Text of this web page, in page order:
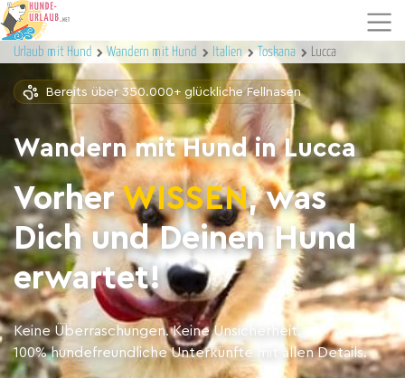
Urlaub mit Hund Wandern mit Hund Italien Toskana Lucca
Bereits über 350.000+ glückliche Fellnasen
Wandern mit Hund in Lucca
VorherWISSEN, was
Dich und Deinen Hund
erwartet!
Keine Überraschungen. Keine Unsicherheit.
100% hundefreundliche Unterkünfte mit allen Details.